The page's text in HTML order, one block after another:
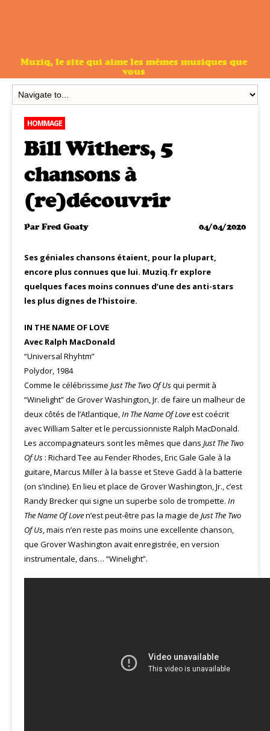
Muziq, le site qui aime les mêmes musiques que
vous
HOMMAGE
Bill Withers, 5
chansons à
(re)découvrir
ParFred Goaty 04/04/2020
Ses géniales chansons étaient, pour la plupart,
encore plus connues que lui. Muziq.fr explore
quelques faces moins connues d’une des anti-stars
les plus dignes de l’histoire.
IN THE NAME OF LOVE
Avec Ralph MacDonald
“Universal Rhyhtm”
Polydor, 1984
Comme le célébrissime Just The Two Of Usqui permit à
“Winelight” de Grover Washington, Jr. de faire un malheur de
deux côtés de l’Atlantique,In The Name Of Loveest coécrit
avec William Salter et le percussionniste Ralph MacDonald.
Les accompagnateurs sont les mêmes que dans Just The Two
Of Us : Richard Tee au Fender Rhodes, Eric Gale Gale à la
guitare, Marcus Miller à la basse et Steve Gadd à la batterie
(on s’incline). En lieu et place de Grover Washington, Jr., c’est
Randy Brecker qui signe un superbe solo de trompette. In
The Name Of Loven’est peut-être pas la magie de Just The Two
Of Us, mais n’en reste pas moins une excellente chanson,
que Grover Washington avait enregistrée, en version
instrumentale, dans… “Winelight”.